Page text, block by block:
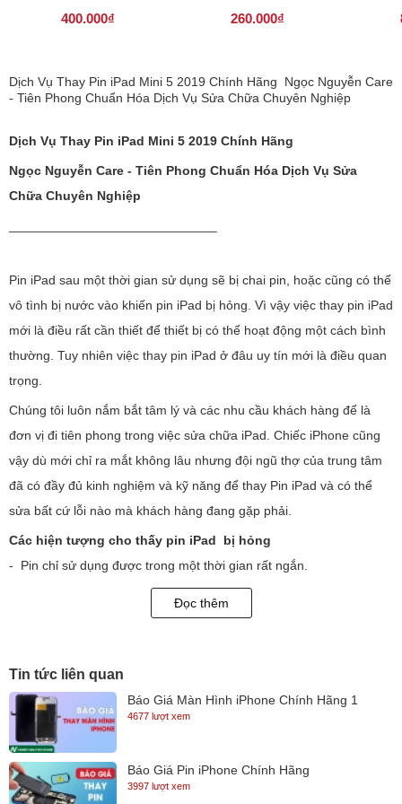
400.000₫ 260.000₫
Dịch Vụ Thay Pin iPad Mini 5 2019 Chính Hãng Ngọc Nguyễn Care
- Tiên Phong Chuẩn Hóa Dịch Vụ Sửa Chữa Chuyên Nghiệp
Dịch Vụ Thay Pin iPad Mini 5 2019 Chính Hãng
Ngọc Nguyễn Care - Tiên Phong Chuẩn Hóa Dịch Vụ Sửa
Chữa Chuyên Nghiệp
Pin iPad sau một thời gian sử dụng sẽ bị chai pin, hoặc cũng có thể
vô tình bị nước vào khiến pin iPad bị hỏng. Vì vậy việc thay pin iPad
mới là điều rất cần thiết để thiết bị có thể hoạt động một cách bình
thường. Tuy nhiên việc thay pin iPad ở đâu uy tín mới là điều quan
trọng.
Chúng tôi luôn nắm bắt tâm lý và các nhu cầu khách hàng để là
đơn vị đi tiên phong trong việc sửa chữa iPad. Chiếc iPhone cũng
vậy dù mới chỉ ra mắt không lâu nhưng đội ngũ thợ của trung tâm
đã có đầy đủ kinh nghiệm và kỹ năng để thay Pin iPad và có thể
sửa bất cứ lỗi nào mà khách hàng đang gặp phải.
Các hiện tượng cho thấy pin iPad bị hỏng
- Pin chỉ sử dụng được trong một thời gian rất ngắn.
- Pin cắm sạc vào không nhận nguồn điện.
- Do sử dụng thiết bị đã lâu.
- Sử dụng iPad vừa dùng vừa sạc.
- Sử dụng pin kém chất lượng , không phải pin chính hãng.
- Sử dụng củ sạc hàng lô.
- Do rơi rớt hoặc bị dính nước vào làm hỏng pin.
Quy trình thay pin iPad tại Ngọc Nguyễn Care
Đọc thêm
Tin tức liên quan
Báo Giá Màn Hình iPhone Chính Hãng 1
4677 lượt xem
Báo Giá Pin iPhone Chính Hãng
3997 lượt xem